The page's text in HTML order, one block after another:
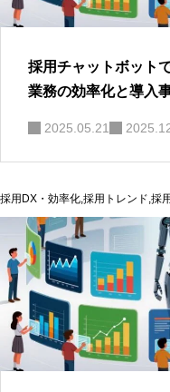
採用チャットボット
業務の効率化と導入
2025.05.21
採用DX・効率化 採用トレンド 採